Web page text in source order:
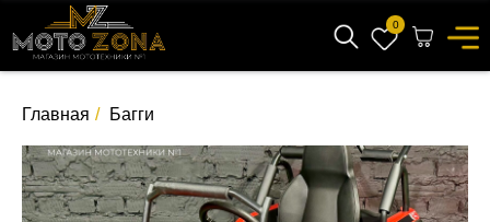
0
Главная / Багги